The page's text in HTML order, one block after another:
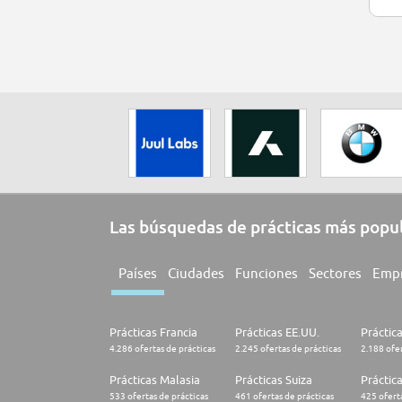
Las búsquedas de prácticas más
Países Ciudades Funciones Sectores
Prácticas Francia
4.286 ofertas de prácticas
Prácticas EE.UU.
2.245 ofertas de prácticas 2.188
Prácticas Malasia
533 ofertas de prácticas
Prácticas Suiza
461 ofertas de prácticas 425